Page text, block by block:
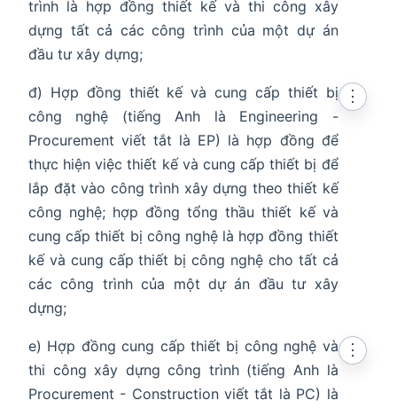
trình là hợp đồng thiết kế và thi công xây
dựng tất cả các công trình của một dự án
đầu tư xây dựng;
đ) Hợp đồng thiết kế và cung cấp thiết bị
công nghệ (tiếng Anh là Engineering -
Procurement viết tắt là EP) là hợp đồng để
thực hiện việc thiết kế và cung cấp thiết bị để
lắp đặt vào công trình xây dựng theo thiết kế
công nghệ; hợp đồng tổng thầu thiết kế và
cung cấp thiết bị công nghệ là hợp đồng thiết
kế và cung cấp thiết bị công nghệ cho tất cả
các công trình của một dự án đầu tư xây
dựng;
⋮
e) Hợp đồng cung cấp thiết bị công nghệ và
thi công xây dựng công trình (tiếng Anh là
Procurement - Construction viết tắt là PC) là
⋮